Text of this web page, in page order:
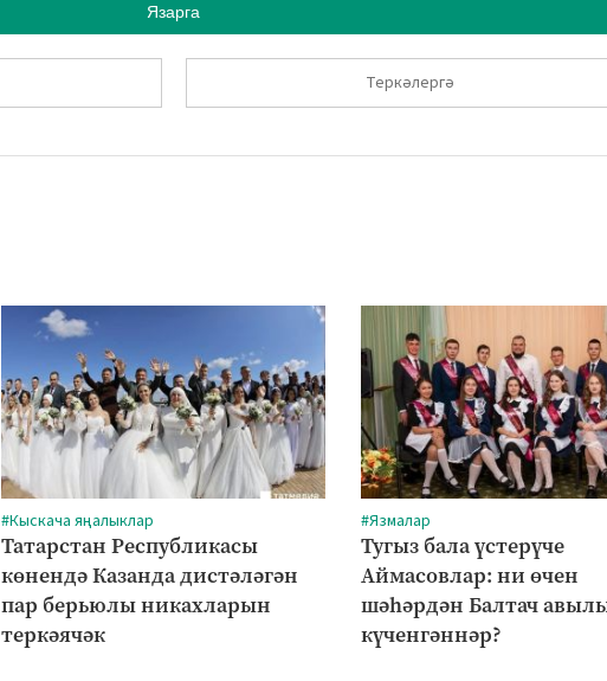
Язарга
Теркәлергә
#Кыскача яңалыклар
Татарстан Республикасы
көнендә Казанда дистәләгән
пар берьюлы никахларын
теркәячәк
#Язмалар
Тугыз бала үстерүче
Аймасовлар: ни өчен
шәһәрдән Балтач
күченгәннәр?